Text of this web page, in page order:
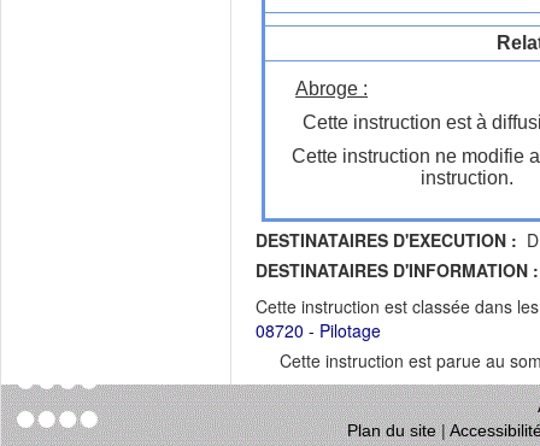
Abroge :
Cette instruction est à
Cette instruction ne modifie
instruction.
DESTINATAIRES D'EXECUTION :
DESTINATAIRES D'INFORMATION :
Cette instruction est classée dans
08720 - Pilotage
Cette instruction est parue au
Plan du site|